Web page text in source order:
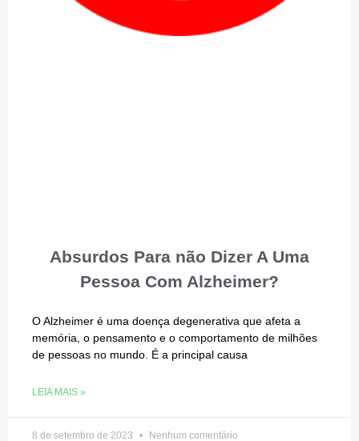
Absurdos Para não Dizer A Uma
Pessoa Com Alzheimer?
O Alzheimer é uma doença degenerativa que afeta a
memória, o pensamento e o comportamento de milhões
de pessoas no mundo. É a principal causa
LEIA MAIS »
8 de setembro de 2023 Nenhum comentário